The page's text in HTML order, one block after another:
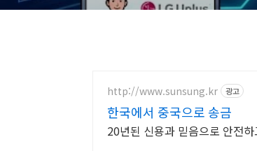
http://www.sunsung.kr 광고
한국에서 중국으로 송금
20년된 신용과 믿음으로 안전